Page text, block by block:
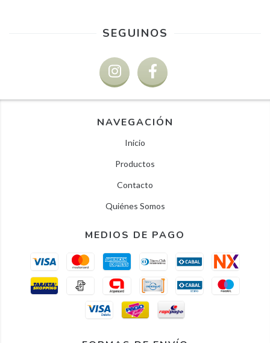
SEGUINOS
NAVEGACIÓN
Inicio
Productos
Contacto
Quiénes Somos
MEDIOS DE PAGO